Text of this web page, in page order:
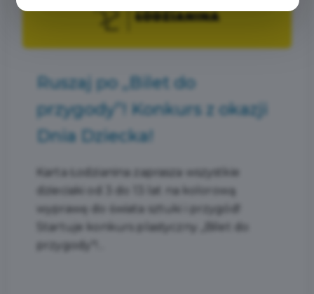
Ruszaj po „Bilet do
przygody”! Konkurs z okazji
Dnia Dziecka!
Karta Łodzianina zaprasza wszystkie
dzieciaki od 3 do 13 lat na kolorową
wyprawę do świata sztuki i przygód!
Startuje konkurs plastyczny „Bilet do
przygody"!...